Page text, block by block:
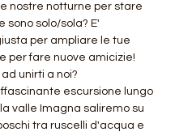
nostre notturne per stare
sono solo/sola? E'
per ampliare le tue
per fare nuove amicizie!
unirti a noi?
escursione lungo
valle Imagna saliremo su
tra ruscelli d'acqua e